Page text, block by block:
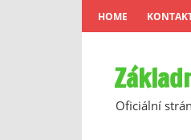
Skip
to
HOME
Oficiální